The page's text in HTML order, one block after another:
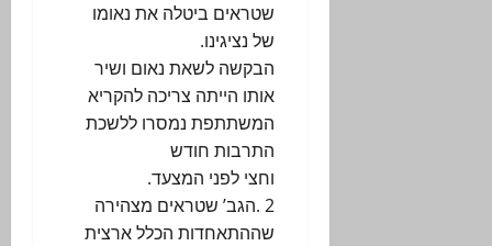
שטראים ביטלה את נאומו
של נציגינו.
הבקשה לשאת נאום ושיר
אותו הייתה צריכה להקריא
המשתתפת נמסרו ללשכת
התרבות חודש
וחצי לפני המצעד.
2 .הגב’ שטראים מצהירה
שההתאחדות הכלל ארצית